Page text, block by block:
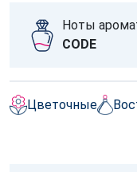
Ноты
CODE
Цветочные